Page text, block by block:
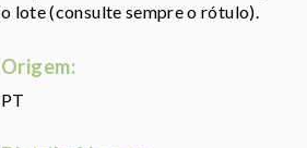
o lote (consulte sempre o rótulo).
Origem:
PT